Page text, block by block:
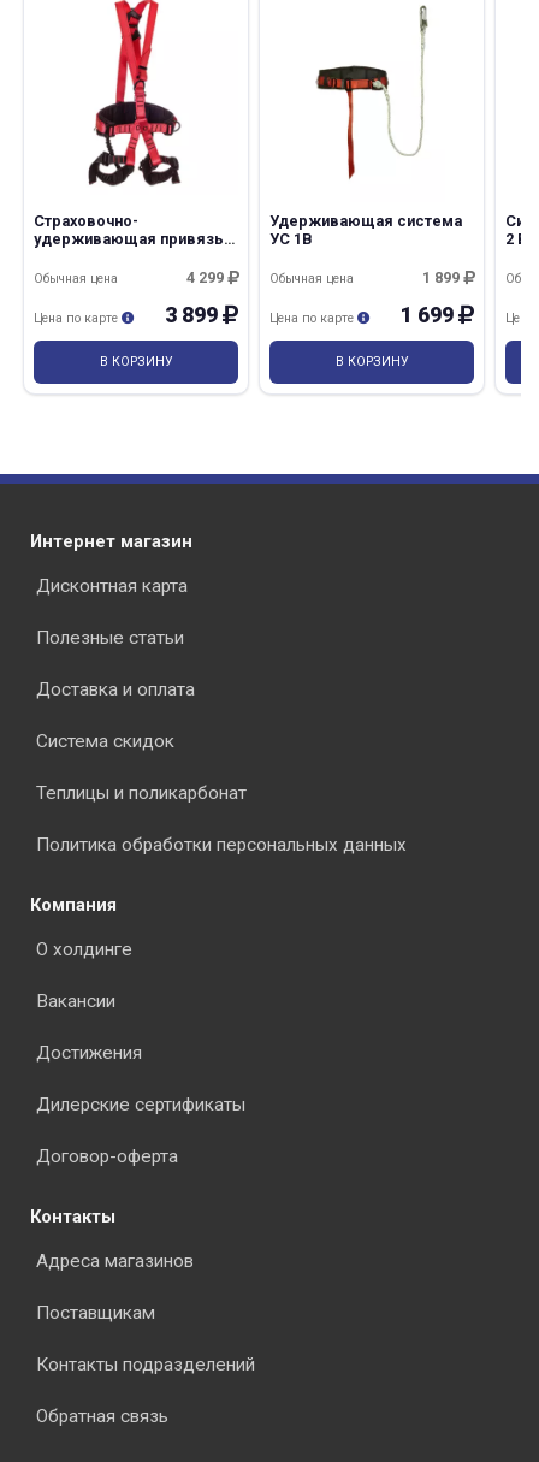
Страховочно-
удерживающая привязь
4 299
Обычная цена
3 899
Цена по карте
В КОРЗИНУ
Удерживающая система
УС 1В
1 899
Обычная цена
1 699
Цена по карте
В КОРЗИНУ
2
Цена
Интернет магазин
Дисконтная карта
Полезные статьи
Доставка и оплата
Система скидок
Теплицы и поликарбонат
Политика обработки персональных данных
Компания
О холдинге
Вакансии
Достижения
Дилерские сертификаты
Договор-оферта
Контакты
Адреса магазинов
Поставщикам
Контакты подразделений
Обратная связь